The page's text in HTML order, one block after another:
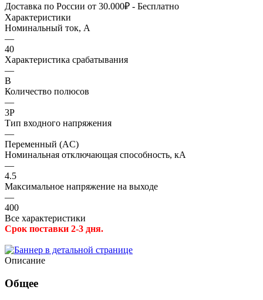
Доставка по России от 30.000₽ - Бесплатно
Характеристики
Номинальный ток, А
—
40
Характеристика срабатывания
—
B
Количество полюсов
—
3P
Тип входного напряжения
—
Переменный (AC)
Номинальная отключающая способность, кА
—
4.5
Максимальное напряжение на выходе
—
400
Все характеристики
Срок поставки 2-3 дня.
Описание
Общее